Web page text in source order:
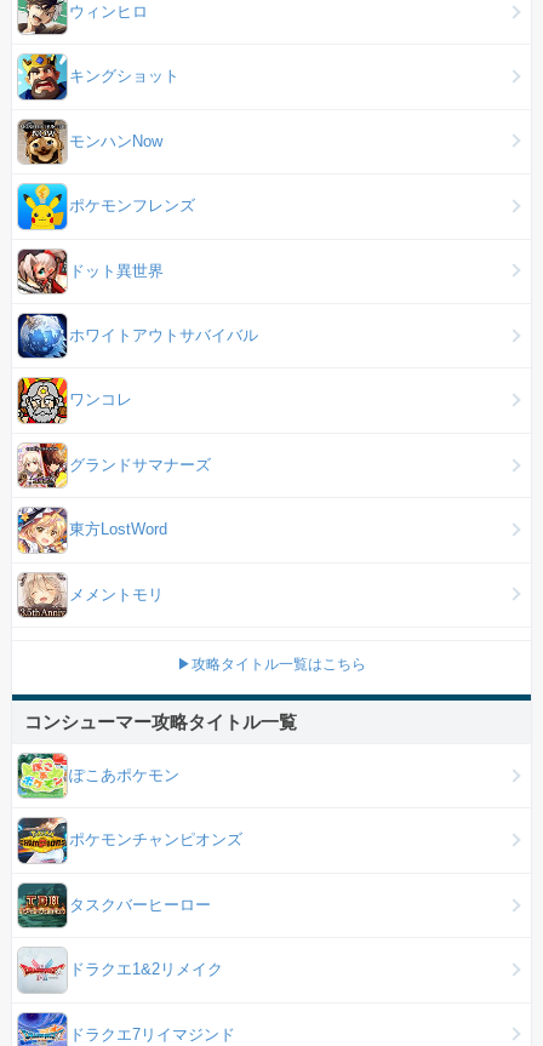
ウィンヒロ
キングショット
モンハンNow
ポケモンフレンズ
ドット異世界
ホワイトアウトサバイバル
ワンコレ
グランドサマナーズ
東方LostWord
メメントモリ
▶攻略タイトル一覧はこちら
コンシューマー攻略タイトル一覧
ぽこあポケモン
ポケモンチャンピオンズ
タスクバーヒーロー
ドラクエ1&2リメイク
ドラクエ7リイマジンド